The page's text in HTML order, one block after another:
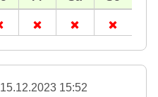
15.12.2023 15:52